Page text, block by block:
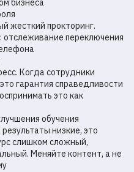
бизнеса
жесткий прокторинг.
отслеживание переключения
Когда сотрудники
гарантия справедливости
это как
обучения
низкие, это
слишком сложный,
Меняйте контент, а не